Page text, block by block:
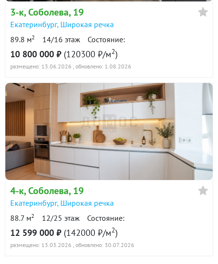
в продаже 126700 ₽/м²
Показать всю историю: 30 предложений →
3-к, Соболева, 19
Екатеринбург, Широкая речка
89.8 м2 14/16 этаж Состояние:
10 800 000 ₽ (120300 ₽/м2)
размещено: 13.06.2026 , обновлено: 1.08.2026
4-к, Соболева, 19
Екатеринбург, Широкая речка
88.7 м2 12/25 этаж Состояние:
12 599 000 ₽ (142000 ₽/м2)
размещено: 13.03.2026 , обновлено: 30.07.2026